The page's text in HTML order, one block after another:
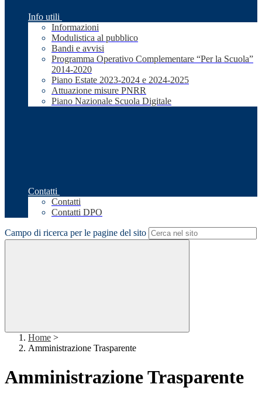
Info utili
Informazioni
Modulistica al pubblico
Bandi e avvisi
Programma Operativo Complementare “Per la Scuola”
2014-2020
Piano Estate 2023-2024 e 2024-2025
Attuazione misure PNRR
Piano Nazionale Scuola Digitale
Contatti
Contatti
Contatti DPO
Campo di ricerca per le pagine del sito
Home >
Amministrazione Trasparente
Amministrazione Trasparente